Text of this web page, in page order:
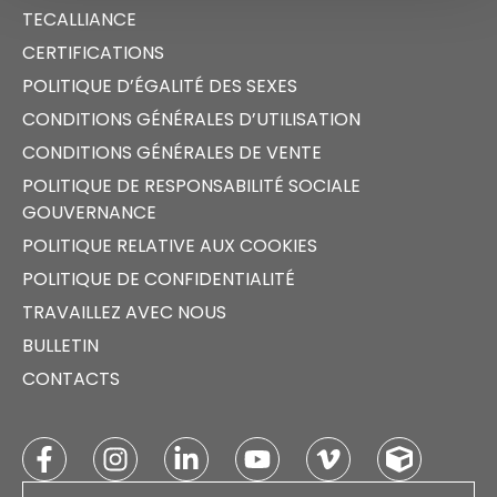
TECALLIANCE
CERTIFICATIONS
POLITIQUE D’ÉGALITÉ DES SEXES
CONDITIONS GÉNÉRALES D’UTILISATION
CONDITIONS GÉNÉRALES DE VENTE
POLITIQUE DE RESPONSABILITÉ SOCIALE
GOUVERNANCE
POLITIQUE RELATIVE AUX COOKIES
POLITIQUE DE CONFIDENTIALITÉ
TRAVAILLEZ AVEC NOUS
BULLETIN
CONTACTS